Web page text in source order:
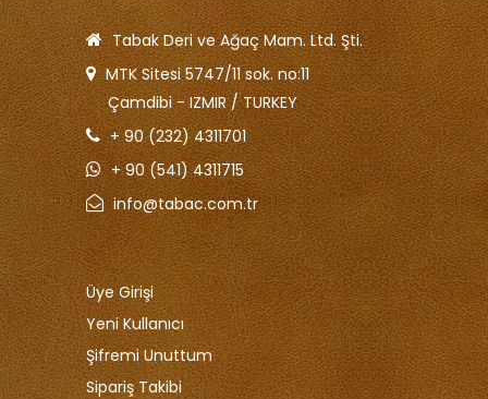
Tabak Deri ve Ağaç Mam. Ltd. Şti.
MTK Sitesi 5747/11 sok. no:11
Çamdibi - IZMIR / TURKEY
+ 90 (232) 4311701
+ 90 (541) 4311715
info@tabac.com.tr
Üye Girişi
Yeni Kullanıcı
Şifremi Unuttum
Sipariş Takibi